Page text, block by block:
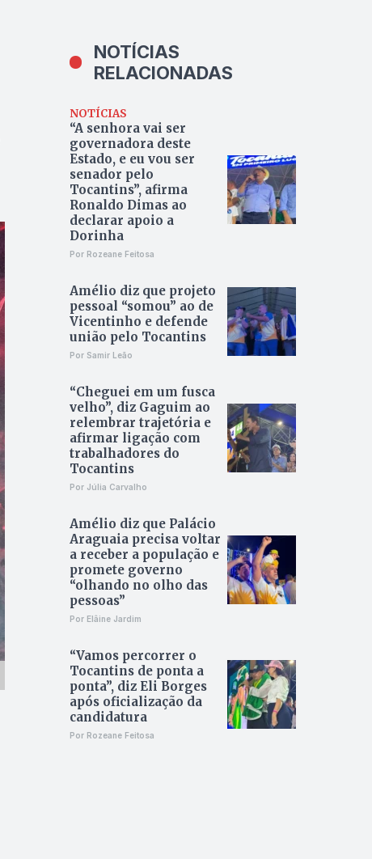
NOTÍCIAS
RELACIONADAS
NOTÍCIAS
“A senhora vai ser
governadora deste
Estado, e eu vou ser
senador pelo
Tocantins”, afirma
Ronaldo Dimas ao
declarar apoio a
Dorinha
Por Rozeane Feitosa
Amélio diz que projeto
pessoal “somou” ao de
Vicentinho e defende
união pelo Tocantins
Por Samir Leão
“Cheguei em um fusca
velho”, diz Gaguim ao
relembrar trajetória e
afirmar ligação com
trabalhadores do
Tocantins
Por Júlia Carvalho
Amélio diz que Palácio
Araguaia precisa voltar
a receber a população e
promete governo
“olhando no olho das
pessoas”
Por Elâine Jardim
“Vamos percorrer o
Tocantins de ponta a
ponta”, diz Eli Borges
após oficialização da
candidatura
Por Rozeane Feitosa